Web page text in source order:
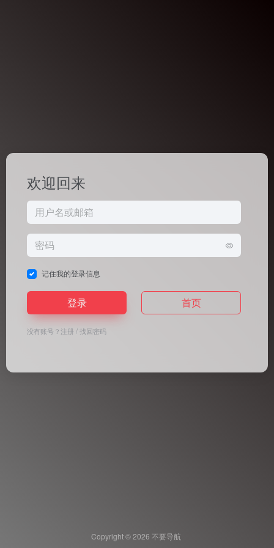
欢迎回来
记住我的登录信息
登录 首页
没有账号？注册 /找回密码
Copyright © 2026 不要导航